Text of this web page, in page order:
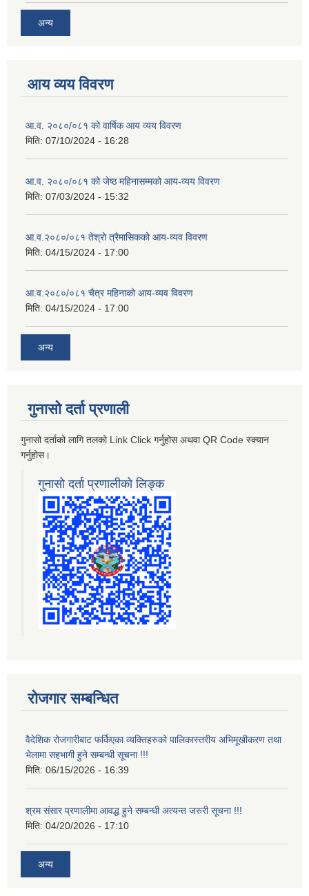
अन्य
आय व्यय विवरण
आ.व. २०८०/०८१ को वार्षिक आय व्यय विवरण
मिति: 07/10/2024 - 16:28
आ.व. २०८०/०८१ को जेष्ठ महिनासम्मको आय-व्यय विवरण
मिति: 07/03/2024 - 15:32
आ.व.२०८०/०८१ तेश्रो त्रैमासिकको आय-व्यव विवरण
मिति: 04/15/2024 - 17:00
आ.व.२०८०/०८१ चैत्र महिनाको आय-व्यव विवरण
मिति: 04/15/2024 - 17:00
अन्य
गुनासो दर्ता प्रणाली
गुनासो दर्ताको लागि तलको Link Click गर्नुहोस अथवा QR Code स्क्यान
गर्नुहोस।
गुनासो दर्ता प्रणालीको लिङ्क
रोजगार सम्बन्धित
वैदेशिक रोजगारीबाट फर्किएका व्यक्तिहरुको पालिकास्तरीय अभिमूखीकरण तथा
भेलामा सहभागी हुने सम्बन्धी सूचना !!!
मिति: 06/15/2026 - 16:39
श्रम संसार प्रणालीमा आवद्ध हुने सम्बन्धी अत्यन्त जरुरी सूचना !!!
मिति: 04/20/2026 - 17:10
अन्य